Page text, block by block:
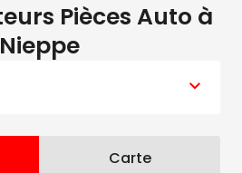
Pièces Auto à
Nieppe
Carte